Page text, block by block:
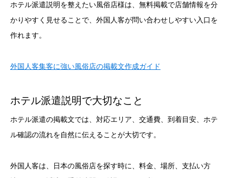
ホテル派遣説明を整えたい風俗店様は、無料掲載で店舗情報を分
かりやすく見せることで、外国人客が問い合わせしやすい入口を
作れます。
外国人客集客に強い風俗店の掲載文作成ガイド
ホテル派遣説明で大切なこと
ホテル派遣の掲載文では、対応エリア、交通費、到着目安、ホテ
ル確認の流れを自然に伝えることが大切です。
外国人客は、日本の風俗店を探す時に、料金、場所、支払い方